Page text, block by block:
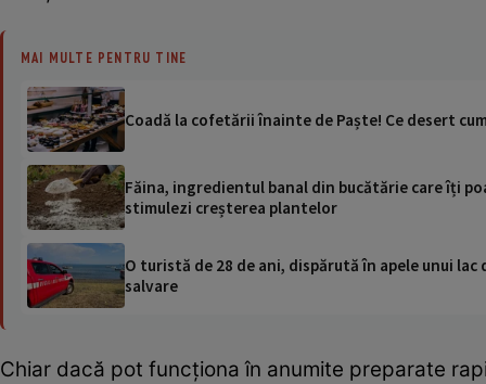
MAI MULTE PENTRU TINE
Coadă la cofetării înainte de Paște! Ce desert
Făina, ingredientul banal din bucătărie care îți
stimulezi creșterea plantelor
O turistă de 28 de ani, dispărută în apele unui
salvare
Chiar dacă pot funcționa în anumite preparate